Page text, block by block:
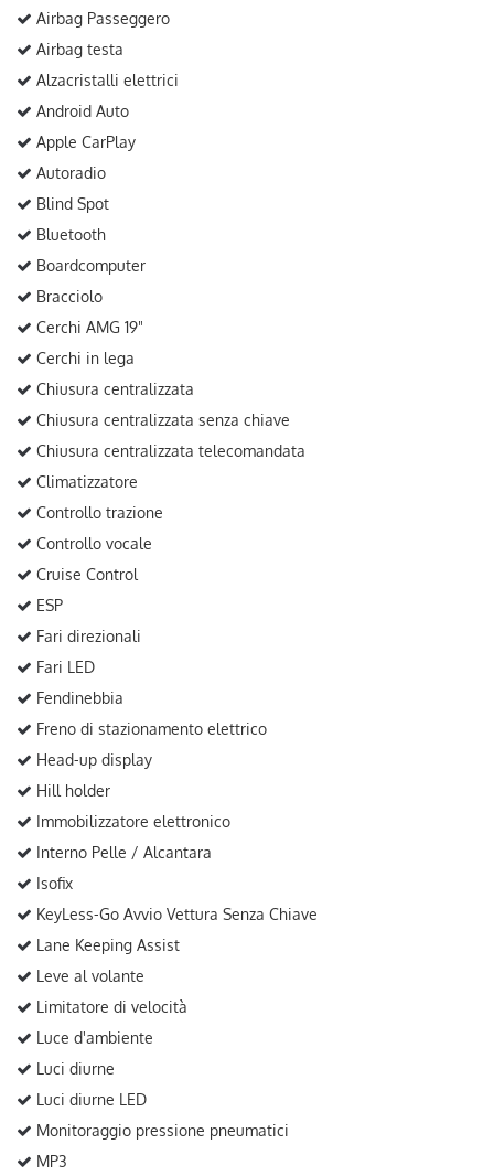
Airbag Passeggero
Airbag testa
Alzacristalli elettrici
Android Auto
Apple CarPlay
Autoradio
Blind Spot
Bluetooth
Boardcomputer
Bracciolo
Cerchi AMG 19"
Cerchi in lega
Chiusura centralizzata
Chiusura centralizzata senza chiave
Chiusura centralizzata telecomandata
Climatizzatore
Controllo trazione
Controllo vocale
Cruise Control
ESP
Fari direzionali
Fari LED
Fendinebbia
Freno di stazionamento elettrico
Head-up display
Hill holder
Immobilizzatore elettronico
Interno Pelle / Alcantara
Isofix
KeyLess-Go Avvio Vettura Senza Chiave
Lane Keeping Assist
Leve al volante
Limitatore di velocità
Luce d'ambiente
Luci diurne
Luci diurne LED
Monitoraggio pressione pneumatici
MP3